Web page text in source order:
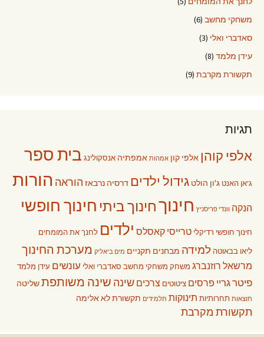
משחקי מחשב (6)
סאדברי ואלי (3)
עידן מלמד (8)
תקשורת מקרבת (9)
תגיות
אלפי קוהן אלפי קון אמהות אמפתיה אנסקולינג בית ספר
ג'אן האנט ג'ון הולט גידול ילדים דרסיה נרבאז הוראה הורות
הנקה וונדי פריסניץ חינוךחינוך ביתי חינוך חופשי
חינוך חופשי רדיקלי טרייסי קאסלס ילדים לחנך את המומחים
ליאו בבאוטה למידה מבחנים תקניים מים ביאליק מערכת החינוך
מרשאל רוזנברג משחק משחקי מחשב סאדברי ואלי עונשים עידן מלמד
פיטר גריי פרסים ציטוטים צרכים שינה שינה משותפתשליטה
תוצאות תחרותיות תינוקות תלמידים תקשורת לא אלימה
תקשורת מקרבת